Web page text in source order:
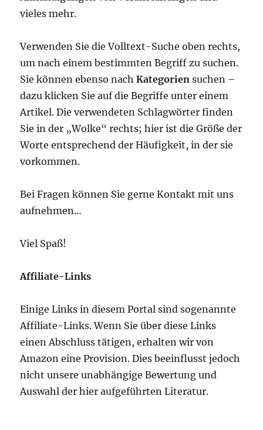
vieles mehr.
Verwenden Sie die Volltext-Suche oben rechts,
um nach einem bestimmten Begriff zu suchen.
Sie können ebenso nachKategorien suchen –
dazu klicken Sie auf die Begriffe unter einem
Artikel. Die verwendeten Schlagwörter finden
Sie in der „Wolke“ rechts; hier ist die Größe der
Worte entsprechend der Häufigkeit, in der sie
vorkommen.
Bei Fragen können Sie gerne Kontakt mit uns
aufnehmen…
Viel Spaß!
Affiliate-Links
Einige Links in diesem Portal sind sogenannte
Affiliate-Links. Wenn Sie über diese Links
einen Abschluss tätigen, erhalten wir von
Amazon eine Provision. Dies beeinflusst jedoch
nicht unsere unabhängige Bewertung und
Auswahl der hier aufgeführten Literatur.